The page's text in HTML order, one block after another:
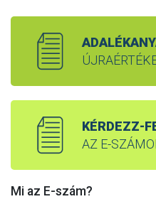
KÉRDEZZ-
AZ E-
Mi az E-szám?